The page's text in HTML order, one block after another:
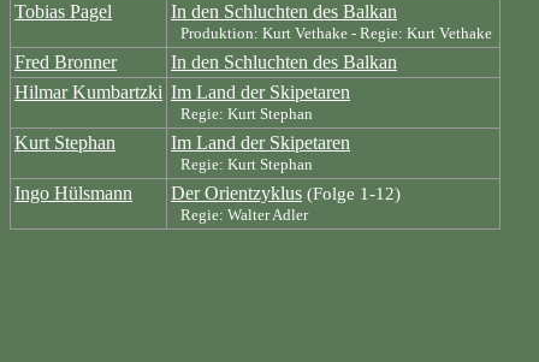
Tobias Pagel In den Schluchten des Balkan
Produktion: Kurt Vethake - Regie: Kurt Vethake
Fred Bronner
In den Schluchten des Balkan
Hilmar Kumbartzki Im Land der Skipetaren
Regie: Kurt Stephan
Kurt Stephan Im Land der Skipetaren
Regie: Kurt Stephan
Ingo Hülsmann Der Orientzyklus (Folge 1-12)
Regie: Walter Adler